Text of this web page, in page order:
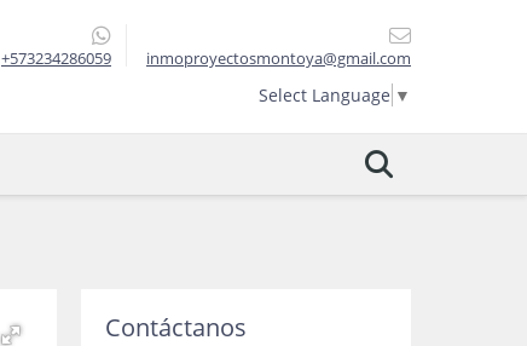
+573234286059 inmoproyectosmontoya@gmail.com
Select Language ▼
Contáctanos